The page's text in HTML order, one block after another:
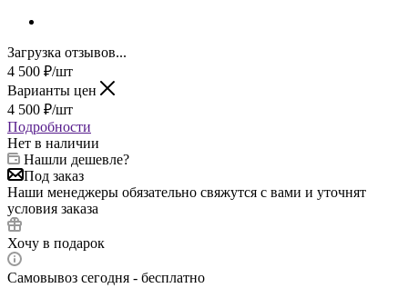
Загрузка отзывов...
4 500 ₽/шт
Варианты цен
4 500 ₽/шт
Подробности
Нет в наличии
Нашли дешевле?
Под заказ
Наши менеджеры обязательно свяжутся с вами и уточнят
условия заказа
Хочу в подарок
Самовывоз сегодня - бесплатно